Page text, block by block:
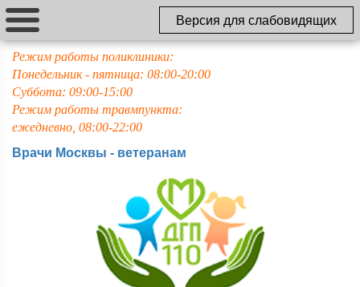
Версия для слабовидящих
Режим работы поликлиники:
Понедельник - пятница: 08:00-20:00
Суббота: 09:00-15:00
Режим работы травмпункта:
ежедневно, 08:00-22:00
Врачи Москвы - ветеранам